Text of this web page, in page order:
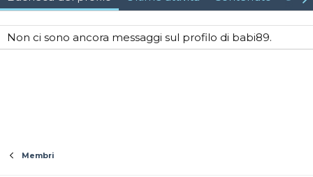
Non ci sono ancora messaggi sul profilo di babi89.
Membri